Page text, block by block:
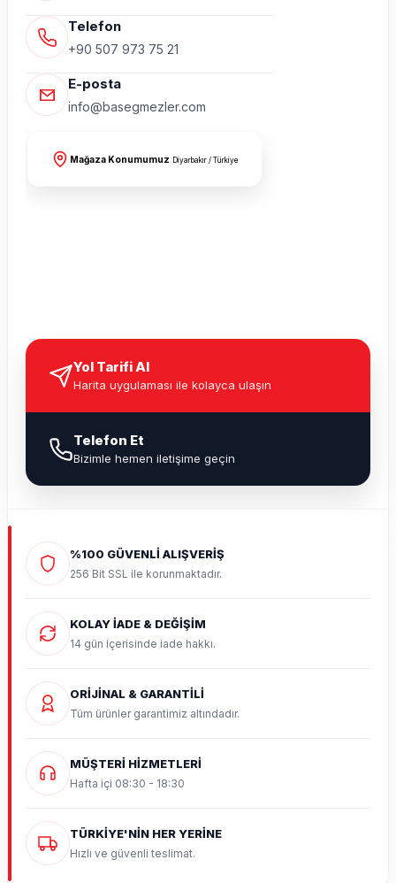
Telefon
+90 507 973 75 21
E-posta
info@basegmezler.com
Mağaza Konumumuz Diyarbakır / Türkiye
Yol Tarifi Al
Harita uygulaması ile kolayca ulaşın
Telefon Et
Bizimle hemen iletişime geçin
%100 GÜVENLİ ALIŞVERİŞ
256 Bit SSL ile korunmaktadır.
KOLAY İADE & DEĞİŞİM
14 gün içerisinde iade hakkı.
ORİJİNAL & GARANTİLİ
Tüm ürünler garantimiz altındadır.
MÜŞTERİ HİZMETLERİ
Hafta içi 08:30 - 18:30
TÜRKİYE'NİN HER YERİNE
Hızlı ve güvenli teslimat.